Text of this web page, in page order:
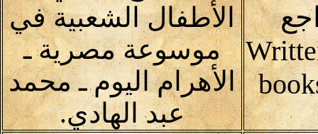
الأطفال الشعبية في
موسوعة مصرية ـ
الأهرام اليوم ـ محمد
عبد الهادي.